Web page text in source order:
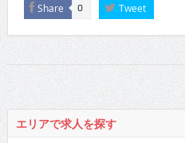
Share 0 Tweet
エリアで求人を探す